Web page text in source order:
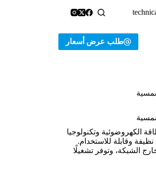
طلب عرض أسعار
الكهروضوئية وتكنولوجيا
وقابلة للاستخدام.
الشبكة، وتوفر تشغيلًا